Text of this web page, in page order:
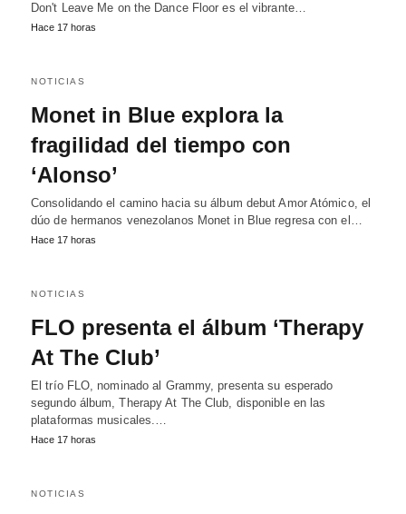
Don't Leave Me on the Dance Floor es el vibrante…
Hace 17 horas
NOTICIAS
Monet in Blue explora la
fragilidad del tiempo con
‘Alonso’
Consolidando el camino hacia su álbum debut Amor Atómico, el
dúo de hermanos venezolanos Monet in Blue regresa con el…
Hace 17 horas
NOTICIAS
FLO presenta el álbum ‘Therapy
At The Club’
El trío FLO, nominado al Grammy, presenta su esperado
segundo álbum, Therapy At The Club, disponible en las
plataformas musicales.…
Hace 17 horas
NOTICIAS